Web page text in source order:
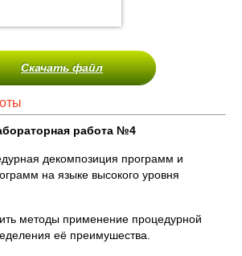
Скачать файл
работа №4
декомпозиция программ и
на языке высокого уровня
методы применение процедурной
её преимушества.